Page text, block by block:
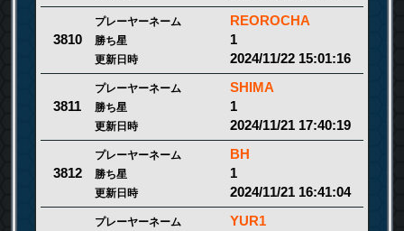
3810
プレーヤーネーム REOROCHA
勝ち星 1
更新日時 2024/11/22 15:01:16
3811
プレーヤーネーム SHIMA
勝ち星 1
更新日時 2024/11/21 17:40:19
3812
プレーヤーネーム BH
勝ち星 1
更新日時 2024/11/21 16:41:04
プレーヤーネーム YUR1